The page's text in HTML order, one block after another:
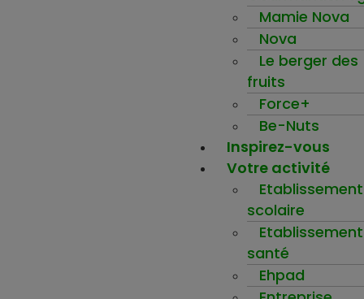
Mamie Nova
Nova
Le berger des
fruits
Force+
Be-Nuts
Inspirez-vous
Votre activité
Etablissement
scolaire
santé
Ehpad